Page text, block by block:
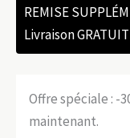
REMISE
Livraison
Offre spéciale : -
maintenant.